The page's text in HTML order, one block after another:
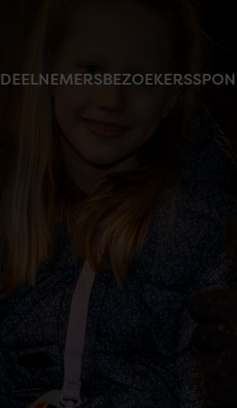
DEELNEMERSBEZOEKERS